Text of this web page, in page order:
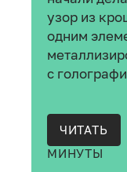
узор из
одним
с
ЧИТАТЬ
МИНУТЫ